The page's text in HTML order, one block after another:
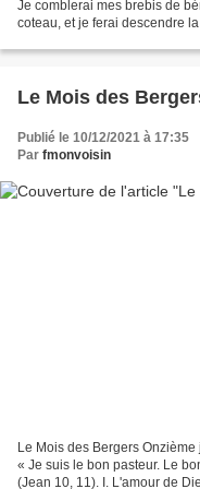
Je comblerai mes brebis de
coteau, et je ferai descendre
Le Mois des
Publié le 10/12/2021 à 17:35
Par fmonvoisin
Le Mois des Bergers
« Je suis le bon pasteur. Le
(Jean 10, 11). I. L'amour de